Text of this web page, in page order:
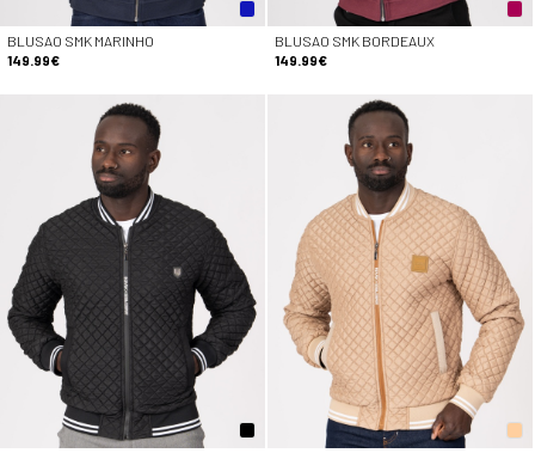
BLUSAO SMK MARINHO
149.99€
BLUSAO SMK BORDEAUX
149.99€